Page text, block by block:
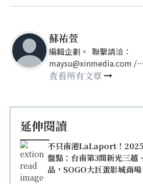
蘇祐萱
編輯企劃。 聯繫請洽：
maysu@xinmedia.com /
may860527@gmail.com
查看所有文章
延伸閱讀
不只南港LaLaport！
盤點：台南第3間新光三越
品，SOGO大巨蛋影城商